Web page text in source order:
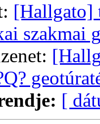
[Hallgato]
szakmai
[